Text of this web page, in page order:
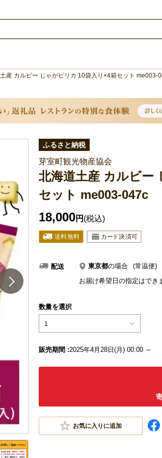
産 カルビー じゃがピリカ 10袋入り×4箱セット me003-
ふるさと納税
芽室町観光物産協会
北海道土産 カルビー
セット me003-047c
18,000円 (税込)
配送 東京都の場合
(常温便)
お届け希望日の指定はでき
数量を選択
1
販売期間 :2025年4月28日(月) 00:00 ～
お気に入りに追加